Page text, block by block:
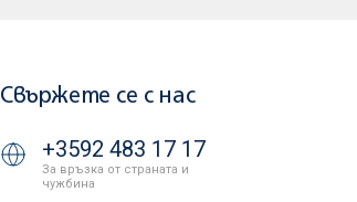
Свържете се с нас
+3592 483 17 17
За връзка от страната и
чужбина